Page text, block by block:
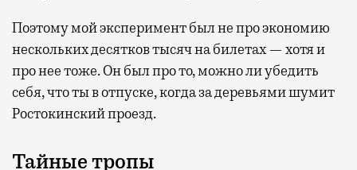
Поэтому мой эксперимент был не про экономию
нескольких десятков тысяч на билетах — хотя и
про нее тоже. Он был про то, можно ли убедить
себя, что ты в отпуске, когда за деревьями шумит
Ростокинский проезд.
Тайные тропы